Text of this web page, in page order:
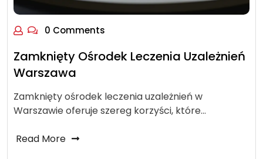
0 Comments
Zamknięty Ośrodek Leczenia Uzależnień
Warszawa
Zamknięty ośrodek leczenia uzależnień w
Warszawie oferuje szereg korzyści, które…
Read More